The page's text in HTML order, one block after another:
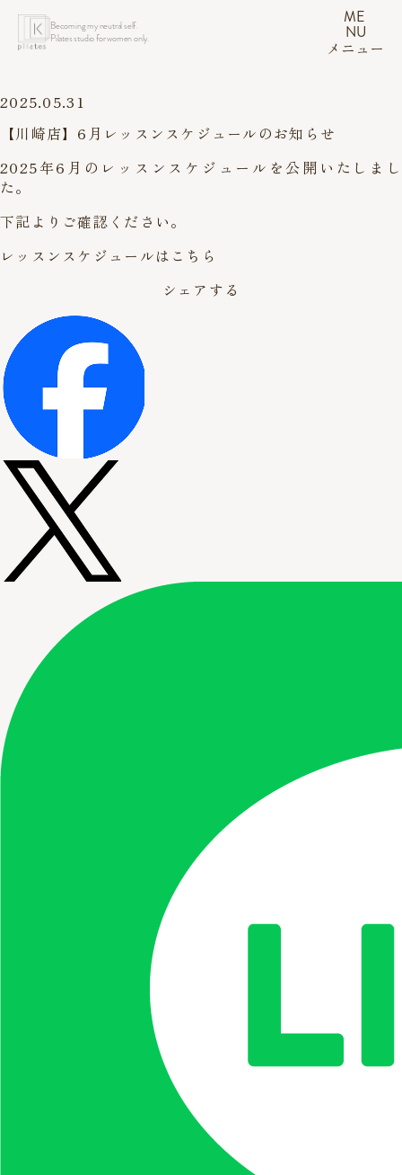
Becoming my neutral self.
Pilates studio for women only.
ME
NU
メニュー
2025.05.31
【川崎店】6月レッスンスケジュールのお知らせ
2025年6月のレッスンスケジュールを公開いたしまし
た。
下記よりご確認ください。
レッスンスケジュールはこちら
シェアする